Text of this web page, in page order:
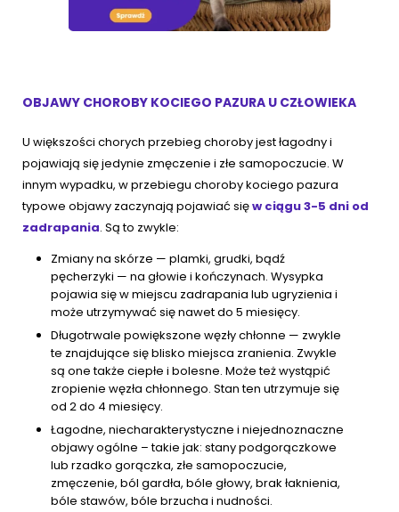
OBJAWY CHOROBY KOCIEGO PAZURA U CZŁOWIEKA
U większości chorych przebieg choroby jest łagodny i
pojawiają się jedynie zmęczenie i złe samopoczucie. W
innym wypadku, w przebiegu choroby kociego pazura
typowe objawy zaczynają pojawiać sięw ciągu 3-5 dni od
zadrapania. Są to zwykle:
Zmiany na skórze — plamki, grudki, bądź
pęcherzyki — na głowie i kończynach. Wysypka
pojawia się w miejscu zadrapania lub ugryzienia i
może utrzymywać się nawet do 5 miesięcy.
Długotrwale powiększone węzły chłonne — zwykle
te znajdujące się blisko miejsca zranienia. Zwykle
są one także ciepłe i bolesne. Może też wystąpić
zropienie węzła chłonnego. Stan ten utrzymuje się
od 2 do 4 miesięcy.
Łagodne, niecharakterystyczne i niejednoznaczne
objawy ogólne – takie jak: stany podgorączkowe
lub rzadko gorączka, złe samopoczucie,
zmęczenie, ból gardła, bóle głowy, brak łaknienia,
bóle stawów, bóle brzucha i nudności.